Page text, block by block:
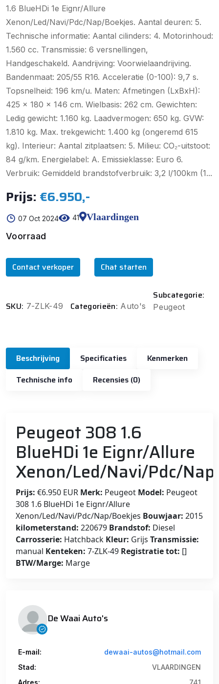
1.6 BlueHDi 1e Eignr/Allure
Xenon/Led/Navi/Pdc/Nap/Boekjes. Aantal deuren: 5.
Technische informatie: Aantal cilinders: 4. Motorinhoud:
1.560 cc. Transmissie: 6 versnellingen,
Handgeschakeld. Aandrijving: Voorwielaandrijving.
Bandenmaat: 205/55 R16. Acceleratie (0-100): 9,7 s.
Topsnelheid: 196 km/u. Maten: Afmetingen (LxBxH):
425 x 180 x 146 cm. Wielbasis: 262 cm. Gewichten:
Ledig gewicht: 1.160 kg. Laadvermogen: 650 kg. GVW:
1.810 kg. Max. trekgewicht: 1.400 kg (ongeremd 615
kg). Interieur: Aantal zitplaatsen: 5. Milieu: CO₂-uitstoot:
84 g/km. Energielabel: A. Emissieklasse: Euro 6.
Verbruik: Gemiddeld brandstofverbruik: 3,2 l/100km (1...
Prijs: €6.950,-
07 Oct 2024 41
Vlaardingen
Voorraad
Contact verkoper Chat starten
SKU: 7-ZLK-49 Categorieën: Auto's
Subcategorie:
Peugeot
Beschrijving Specificaties
Kenmerken
Technische info
Recensies (0)
Peugeot 308 1.6
BlueHDi 1e Eignr/Allure
Xenon/Led/Navi/Pdc/
Prijs: €6.950 EUR Merk: Peugeot Model: Peugeot
308 1.6 BlueHDi 1e Eignr/Allure
Xenon/Led/Navi/Pdc/Nap/Boekjes Bouwjaar: 2015
kilometerstand: 220679 Brandstof: Diesel
Carrosserie: Hatchback Kleur: Grijs Transmissie:
manual Kenteken: 7-ZLK-49 Registratie tot: []
BTW/Marge: Marge
De Waai Auto's
E-mail:
dewaai-autos@hotmail.com
Stad:
VLAARDINGEN
Adres:
741